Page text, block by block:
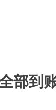
部到